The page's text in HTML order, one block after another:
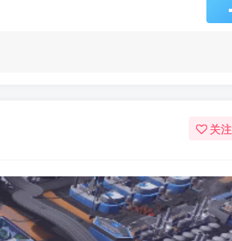
关注